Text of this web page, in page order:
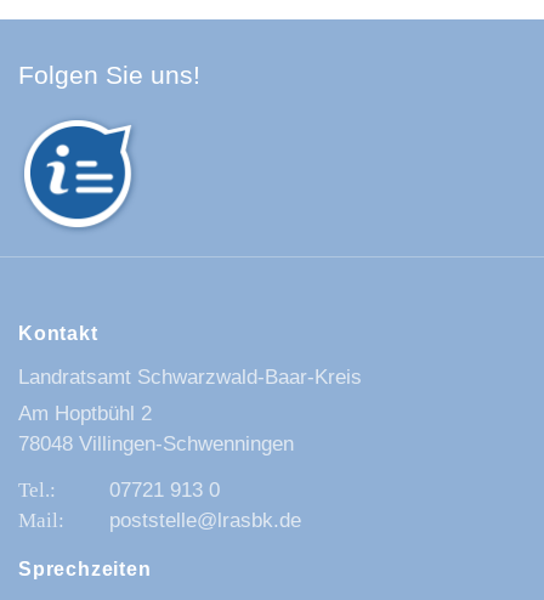
Folgen Sie uns!
Kontakt
Landratsamt Schwarzwald-Baar-Kreis
Am Hoptbühl 2
78048 Villingen-Schwenningen
07721 913 0
poststelle@lrasbk.de
Sprechzeiten